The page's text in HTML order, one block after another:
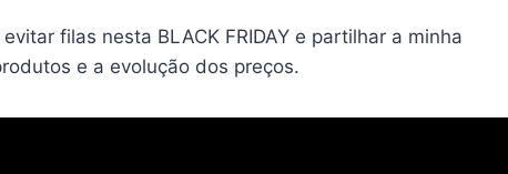
filas nesta BLACK FRIDAY e partilhar a minha
e a evolução dos preços.